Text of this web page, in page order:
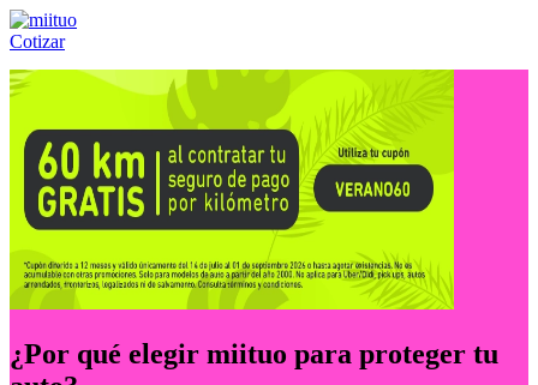
Cotizar
Llámanos al:(55) 84-21-05-00 ó
¿Por qué elegir miituo para proteger tu